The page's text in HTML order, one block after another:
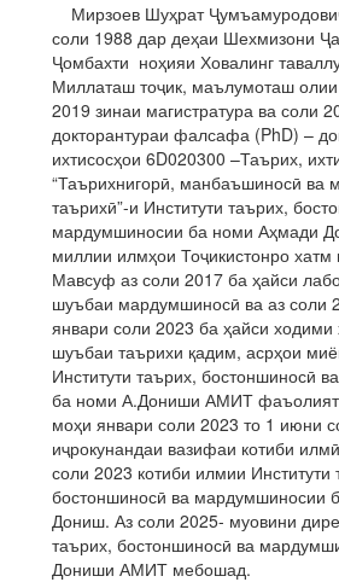
Мирзоев Шуҳрат
соли 1988 дар деҳаи Шехмизони
Ҷомбахти ноҳияи Ховалинг
Миллаташ тоҷик, маълумоташ
2019 зинаи магистратура ва соли
докторантураи фалсафа (PhD) –
ихтисосҳои 6D020300 –Таърих,
“Таърихнигорӣ, манбаъшиносӣ ва
таърихӣ”-и Институти таърих,
мардумшиносии ба номи Аҳмади
миллии илмҳои Тоҷикистонро хатм
Мавсуф аз соли 2017 ба ҳайси
шуъбаи мардумшиносӣ ва аз соли
январи соли 2023 ба ҳайси
шуъбаи таърихи қадим, асрҳои
Институти таърих, бостоншиносӣ
ба номи А.Дониши АМИТ
моҳи январи соли 2023 то 1 июни
иҷрокунандаи вазифаи котиби
соли 2023 котиби илмии Институти
бостоншиносӣ ва мардумшиносии
Дониш. Аз соли 2025- муовини
таърих, бостоншиносӣ ва
Дониши АМИТ мебошад.